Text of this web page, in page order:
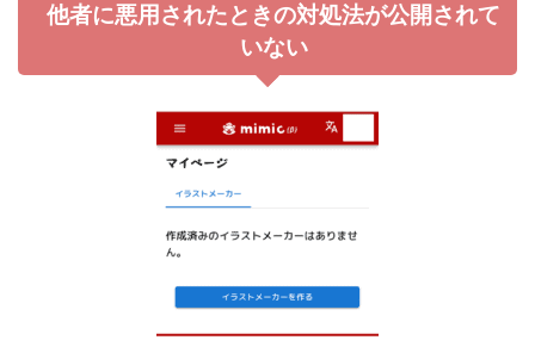
他者に悪用されたときの対処法が公開されて
いない